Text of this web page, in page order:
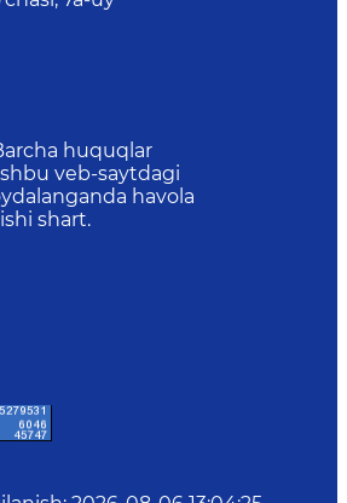
huquqlar
veb-saytdagi
havola
shart.